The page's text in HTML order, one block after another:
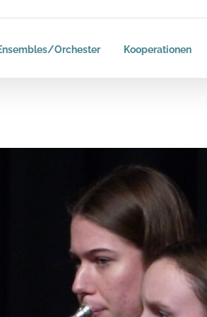
Orchester Kooperationen